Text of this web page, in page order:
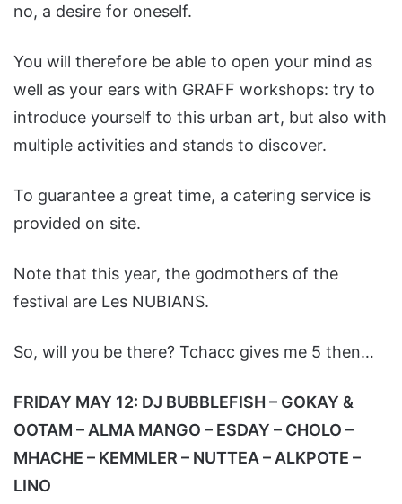
no, a desire for oneself.
You will therefore be able to open your mind as
well as your ears with GRAFF workshops: try to
introduce yourself to this urban art, but also with
multiple activities and stands to discover.
To guarantee a great time, a catering service is
provided on site.
Note that this year, the godmothers of the
festival are Les NUBIANS.
So, will you be there? Tchacc gives me 5 then…
FRIDAY MAY 12: DJ BUBBLEFISH – GOKAY &
OOTAM – ALMA MANGO – ESDAY – CHOLO –
MHACHE – KEMMLER – NUTTEA – ALKPOTE –
LINO